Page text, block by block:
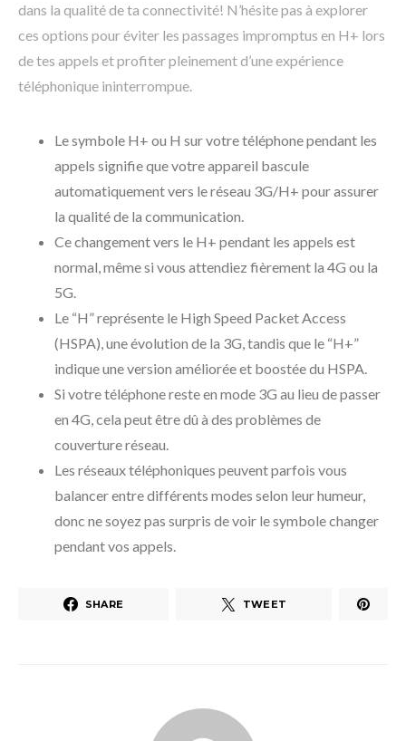
dans la qualité de ta connectivité! N’hésite pas à explorer
ces options pour éviter les passages impromptus en H+ lors
de tes appels et profiter pleinement d’une expérience
téléphonique ininterrompue.
Le symbole H+ ou H sur votre téléphone pendant les
appels signifie que votre appareil bascule
automatiquement vers le réseau 3G/H+ pour assurer
la qualité de la communication.
Ce changement vers le H+ pendant les appels est
normal, même si vous attendiez fièrement la 4G ou la
5G.
Le “H” représente le High Speed Packet Access
(HSPA), une évolution de la 3G, tandis que le “H+”
indique une version améliorée et boostée du HSPA.
Si votre téléphone reste en mode 3G au lieu de passer
en 4G, cela peut être dû à des problèmes de
couverture réseau.
Les réseaux téléphoniques peuvent parfois vous
balancer entre différents modes selon leur humeur,
donc ne soyez pas surpris de voir le symbole changer
pendant vos appels.
SHARE TWEET